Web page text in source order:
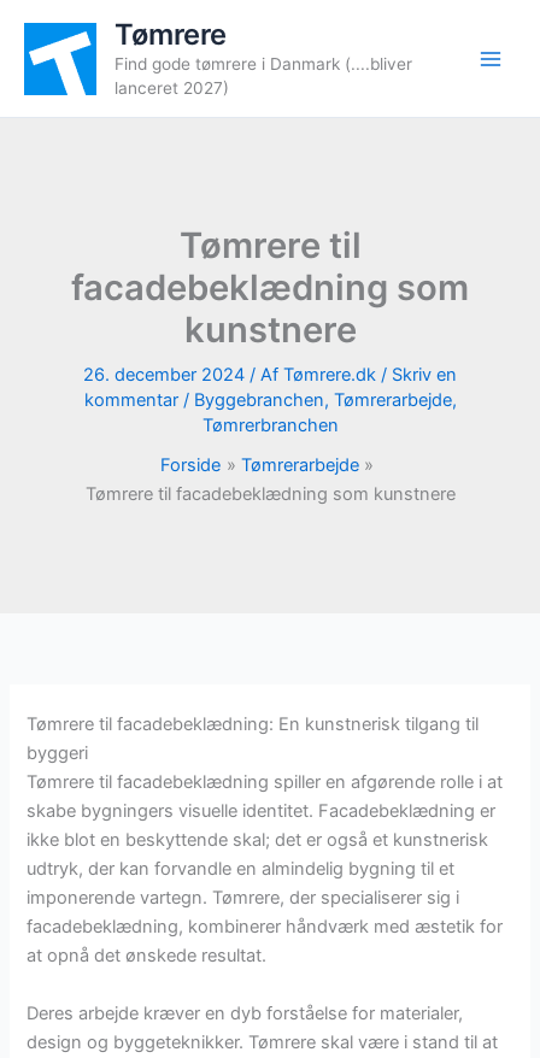
indholdet
Tømrere
Find gode tømrere i Danmark (....bliver
lanceret 2027)
Tømrere til
facadebeklædning som
kunstnere
26. december 2024 / Af Tømrere.dk / Skriv en
kommentar / Byggebranchen, Tømrerarbejde,
Tømrerbranchen
Forside
Tømrerarbejde
Tømrere til facadebeklædning som kunstnere
Tømrere til facadebeklædning: En kunstnerisk tilgang til
byggeri
Tømrere til facadebeklædning spiller en afgørende rolle i at
skabe bygningers visuelle identitet. Facadebeklædning er
ikke blot en beskyttende skal; det er også et kunstnerisk
udtryk, der kan forvandle en almindelig bygning til et
imponerende vartegn. Tømrere, der specialiserer sig i
facadebeklædning, kombinerer håndværk med æstetik for
at opnå det ønskede resultat.
Deres arbejde kræver en dyb forståelse for materialer,
design og byggeteknikker. Tømrere skal være i stand til at